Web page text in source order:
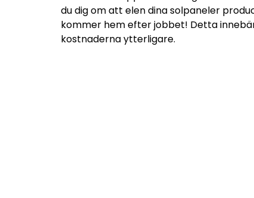
du dig om att elen dina solpaneler
kommer hem efter jobbet! Detta
kostnaderna ytterligare.